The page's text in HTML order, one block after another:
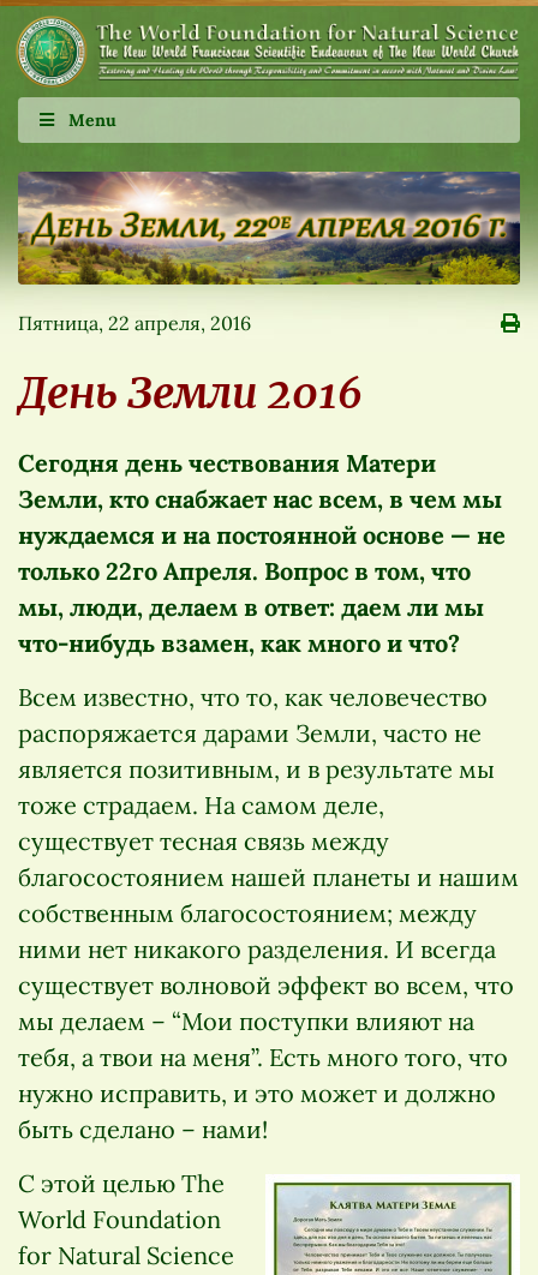
Menu
Пятница, 22 апреля, 2016
День Земли 2016
Сегодня день чествования Матери
Земли, кто снабжает нас всем, в чем мы
нуждаемся и на постоянной основе — не
только 22го Апреля. Вопрос в том, что
мы, люди, делаем в ответ: даем ли мы
что-нибудь взамен, как много и что?
Всем известно, что то, как человечество
распоряжается дарами Земли, часто не
является позитивным, и в результате мы
тоже страдаем. На самом деле,
существует тесная связь между
благосостоянием нашей планеты и нашим
собственным благосостоянием; между
ними нет никакого разделения. И всегда
существует волновой эффект во всем, что
мы делаем – “Мои поступки влияют на
тебя, а твои на меня”. Есть много того, что
нужно исправить, и это может и должно
быть сделано – нами!
С этой целью The
World Foundation
for Natural Science